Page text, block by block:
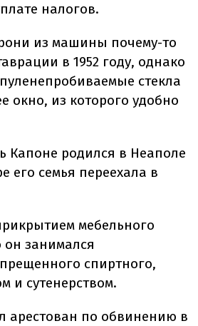
налогов.
из машины почему-то
в 1952 году, однако
стекла
окно, из которого удобно
Капоне родился в Неаполе
его семья переехала в
мебельного
он занимался
спиртного,
и сутенерством.
арестован по обвинению в